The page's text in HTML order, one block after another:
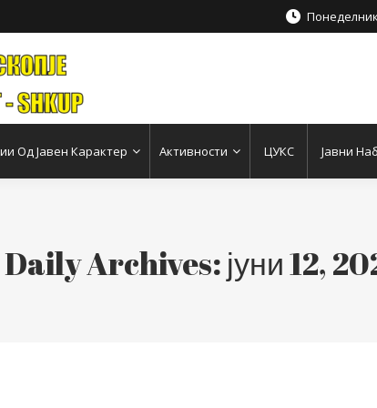
Од Јавен Карактер Активности ЦУКС Јавни
Daily Archives:јуни 12,